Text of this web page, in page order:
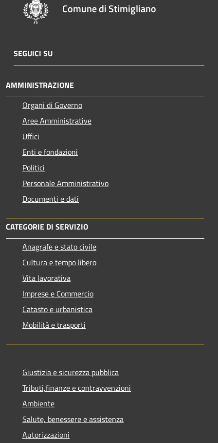
Comune di Stimigliano
SEGUICI SU
AMMINISTRAZIONE
Organi di Governo
Aree Amministrative
Uffici
Enti e fondazioni
Politici
Personale Amministrativo
Documenti e dati
CATEGORIE DI SERVIZIO
Anagrafe e stato civile
Cultura e tempo libero
Vita lavorativa
Imprese e Commercio
Catasto e urbanistica
Mobilità e trasporti
Giustizia e sicurezza pubblica
Tributi,finanze e contravvenzioni
Ambiente
Salute, benessere e assistenza
Autorizzazioni